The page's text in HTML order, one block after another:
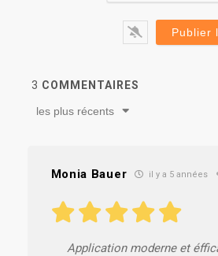
3 COMMENTAIRES
les plus récents
Monia Bauer il y a 5 années
Application moderne et